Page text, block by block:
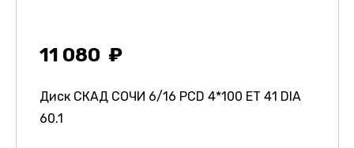
11 080
Диск СКАД СОЧИ 6/16 PCD 4*100 ET 41 DIA
60.1